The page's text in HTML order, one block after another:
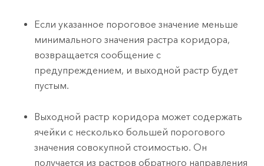
Если указанное пороговое значение меньше
минимального значения растра коридора,
возвращается сообщение с
предупреждением, и выходной растр будет
пустым.
Выходной растр коридора может содержать
ячейки с несколько большей порогового
значения совокупной стоимостью. Он
получается из растров обратного направления